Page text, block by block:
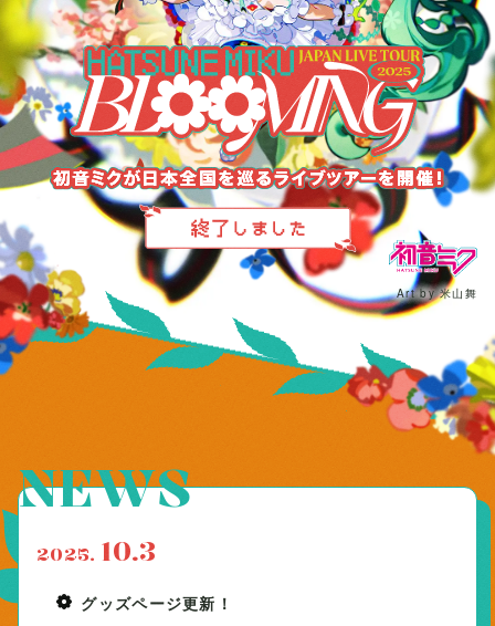
Art by 米山舞
NEWS
2025. 10.3
グッズページ更新！